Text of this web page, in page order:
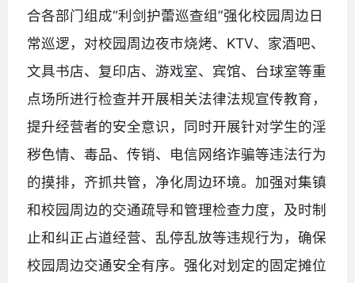
合各部门组成“利剑护蕾巡查组”强化校园周边日
常巡逻，对校园周边夜市烧烤、KTV、家酒吧、
文具书店、复印店、游戏室、宾馆、台球室等重
点场所进行检查并开展相关法律法规宣传教育，
提升经营者的安全意识，同时开展针对学生的淫
秽色情、毒品、传销、电信网络诈骗等违法行为
的摸排，齐抓共管，净化周边环境。加强对集镇
和校园周边的交通疏导和管理检查力度，及时制
止和纠正占道经营、乱停乱放等违规行为，确保
校园周边交通安全有序。强化对划定的固定摊位